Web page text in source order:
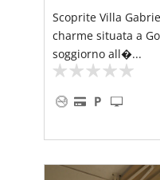
Scoprite Villa
charme situata a
soggiorno all�...